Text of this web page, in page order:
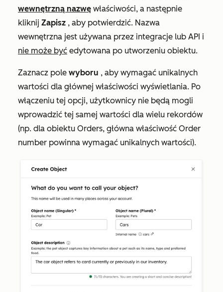
wewnętrzną nazwę właściwości, a następnie
kliknij Zapisz , aby potwierdzić. Nazwa
wewnętrzna jest używana przez integracje lub API i
nie może być edytowana po utworzeniu obiektu.
Zaznacz pole wyboru , aby wymagać unikalnych
wartości dla głównej właściwości wyświetlania. Po
włączeniu tej opcji, użytkownicy nie będą mogli
wprowadzić tej samej wartości dla wielu rekordów
(np. dla obiektu Orders, główna właściwość Order
number powinna wymagać unikalnych wartości).